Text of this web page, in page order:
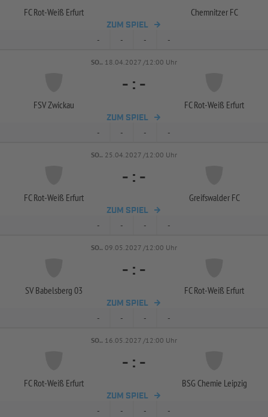
FC Rot-Weiß Erfurt Chemnitzer FC
ZUM SPIEL
- - - -
SO.. 18.04.2027 /12:00 Uhr
FSV Zwickau
- : -
FC Rot-Weiß Erfurt
ZUM SPIEL
- - - -
SO.. 25.04.2027 /12:00 Uhr
FC Rot-Weiß Erfurt
- : -
Greifswalder FC
ZUM SPIEL
- - - -
SO.. 09.05.2027 /12:00 Uhr
SV Babelsberg 03
- : -
FC Rot-Weiß Erfurt
ZUM SPIEL
- - - -
SO.. 16.05.2027 /12:00 Uhr
FC Rot-Weiß Erfurt
- : -
BSG Chemie Leipzig
ZUM SPIEL
- - - -